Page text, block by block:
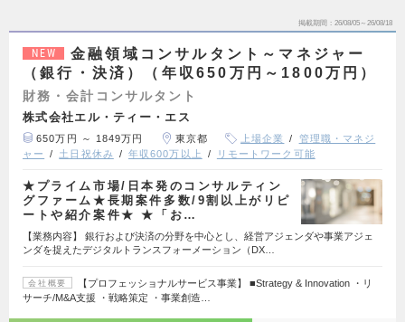
掲載期間 26/08/05～26/08/18
NEW
金融領域コンサルタント～マネジャー
（銀行・決済）（年収650万円～1800万円）
財務・会計コンサルタント
株式会社エル・ティー・エス
650万円 ～ 1849万円 東京都 上場企業
管理職・マネジ
ャー
土日祝休み 年収600万以上 リモートワーク可能
★プライム市場/日本発のコンサルティン
グファーム★長期案件多数/9割以上がリピ
ートや紹介案件★ ★「お…
【業務内容】 銀行および決済の分野を中心とし、経営アジェンダや事業アジェ
ンダを捉えたデジタルトランスフォーメーション（DX…
会社概要
【プロフェッショナルサービス事業】 ■Strategy & Innovation ・リ
サーチ/M&A支援 ・戦略策定 ・事業創造…